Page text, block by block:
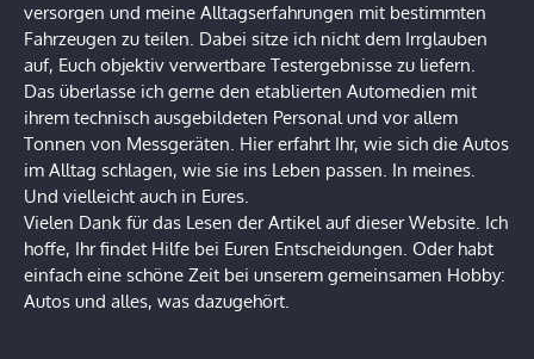
versorgen und meine Alltagserfahrungen mit bestimmten
Fahrzeugen zu teilen. Dabei sitze ich nicht dem Irrglauben
auf, Euch objektiv verwertbare Testergebnisse zu liefern.
Das überlasse ich gerne den etablierten Automedien mit
ihrem technisch ausgebildeten Personal und vor allem
Tonnen von Messgeräten. Hier erfahrt Ihr, wie sich die Autos
im Alltag schlagen, wie sie ins Leben passen. In meines.
Und vielleicht auch in Eures.
Vielen Dank für das Lesen der Artikel auf dieser Website. Ich
hoffe, Ihr findet Hilfe bei Euren Entscheidungen. Oder habt
einfach eine schöne Zeit bei unserem gemeinsamen Hobby:
Autos und alles, was dazugehört.